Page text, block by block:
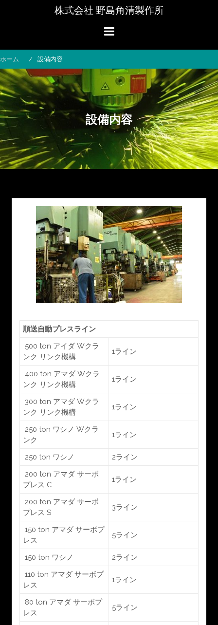
ツ
へ
ス
キ
ッ
プ
株式会社 野島角清製作所
ホーム 設備内容
設備内容
順送自動プレスライン
500 ton アイダ Wクラ
ンク リンク機構
1ライン
400 ton アマダ Wクラ
ンク リンク機構
1ライン
300 ton アマダ Wクラ
ンク リンク機構
1ライン
250 ton ワシノ Wクラ
ンク
1ライン
250 ton ワシノ
2ライン
200 ton アマダ サーボ
プレス C
1ライン
200 ton アマダ サーボ
プレス S
3ライン
150 ton アマダ サーボプ
レス
5ライン
150 ton ワシノ
2ライン
110 ton アマダ サーボプ
レス
1ライン
80 ton アマダ サーボプ
レス
5ライン